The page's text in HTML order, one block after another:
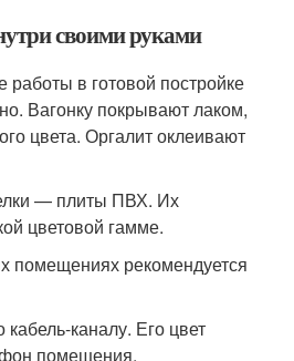
своими руками
работы в готовой постройке
Вагонку покрывают лаком,
цвета. Оргалит оклеивают
— плиты ПВХ. Их
цветовой гамме.
помещениях рекомендуется
кабель-каналу. Его цвет
помещения.